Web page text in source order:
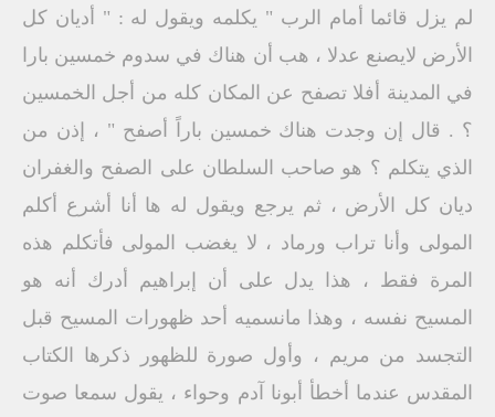
لم يزل قائما أمام الرب " يكلمه ويقول له : " أديان كل
الأرض لايصنع عدلا ، هب أن هناك في سدوم خمسين بارا
في المدينة أفلا تصفح عن المكان كله من أجل الخمسين
؟ . قال إن وجدت هناك خمسين باراً أصفح " ، إذن من
الذي يتكلم ؟ هو صاحب السلطان على الصفح والغفران
ديان كل الأرض ، ثم يرجع ويقول له ها أنا أشرع أكلم
المولى وأنا تراب ورماد ، لا يغضب المولى فأتكلم هذه
المرة فقط ، هذا يدل على أن إبراهيم أدرك أنه هو
المسيح نفسه ، وهذا مانسميه أحد ظهورات المسيح قبل
التجسد من مريم ، وأول صورة للظهور ذكرها الكتاب
المقدس عندما أخطأ أبونا آدم وحواء ، يقول سمعا صوت